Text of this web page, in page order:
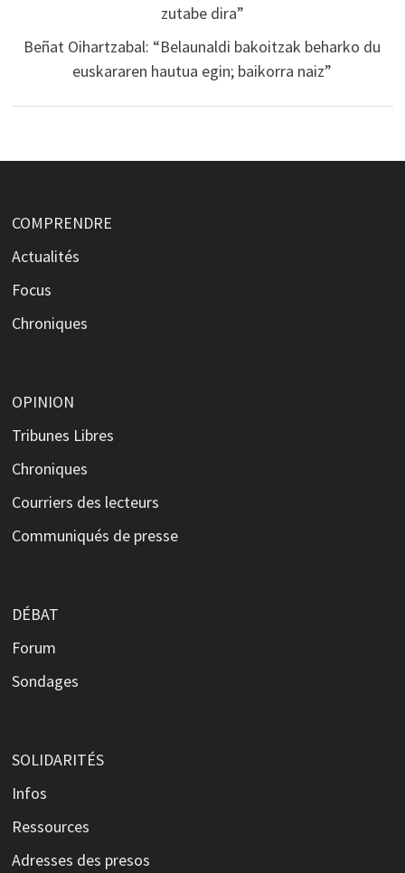
zutabe dira”
Beñat Oihartzabal: “Belaunaldi bakoitzak beharko du
euskararen hautua egin; baikorra naiz”
COMPRENDRE
Actualités
Focus
Chroniques
OPINION
Tribunes Libres
Chroniques
Courriers des lecteurs
Communiqués de presse
DÉBAT
Forum
Sondages
SOLIDARITÉS
Infos
Ressources
Adresses des presos